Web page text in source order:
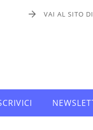
VAI AL SITO